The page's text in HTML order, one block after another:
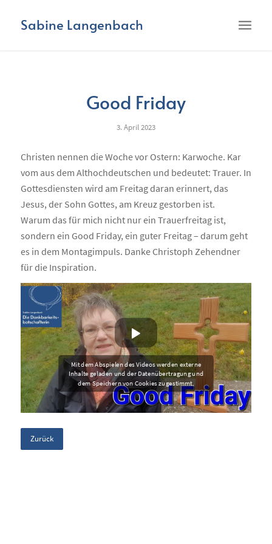
Sabine Langenbach
Good Friday
3. April 2023
Christen nennen die Woche vor Ostern: Karwoche. Kar
vom aus dem Althochdeutschen und bedeutet: Trauer. In
Gottesdiensten wird am Freitag daran erinnert, das
Jesus, der Sohn Gottes, am Kreuz gestorben ist.
Warum das für mich nicht nur ein Trauerfreitag ist,
sondern ein Good Friday, ein guter Freitag – darum geht
es in dem Montagimpuls. Danke Christoph Zehendner
für die Inspiration.
Zurück